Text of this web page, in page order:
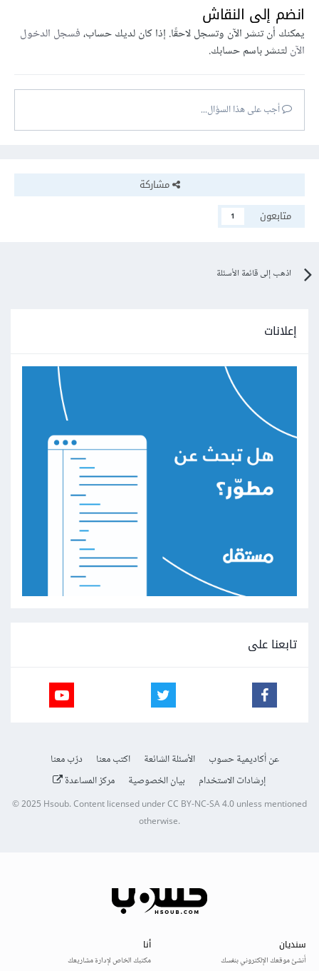
انضم إلى النقاش
يمكنك أن تنشر الآن وتسجل لاحقًا. إذا كان لديك حساب،فسجل الدخول
الآنلتنشر باسم حسابك.
أجب على هذا السؤال...
مشاركة
متابعون
1
اذهب إلى قائمة الأسئلة
إعلانات
تابعنا على
عن أكاديمية حسوب الأسئلة الشائعة اكتب معنا
درّب معنا
إرشادات الاستخدام
بيان الخصوصية مركز المساعدة
© 2025Hsoub.Content licensed underCC BY-NC-SA 4.0unless mentioned
otherwise.